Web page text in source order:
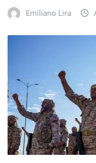
Emiliano Lira